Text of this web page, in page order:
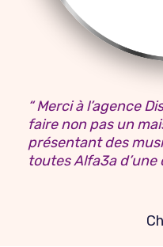
“ Merci à l’agence
faire non pas un
présentant des
toutes Alfa3a d’une